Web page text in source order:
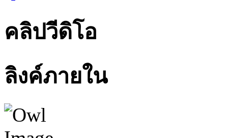
คลิปวีดิโอ
ลิงค์ภายใน